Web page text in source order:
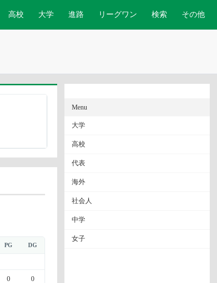
高校 大学 進路 リーグワン 検索 その他
PG DG
0 0
Menu
大学
高校
代表
海外
社会人
中学
女子